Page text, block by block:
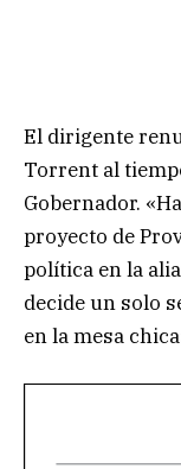
El dirigente
Torrent al
Gobernador.
proyecto de
política en la
decide un solo
en la mesa